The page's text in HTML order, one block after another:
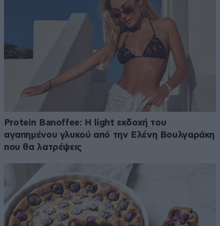
Protein Banoffee: Η light εκδοχή του
αγαπημένου γλυκού από την Ελένη Βουλγαράκη
που θα λατρέψεις